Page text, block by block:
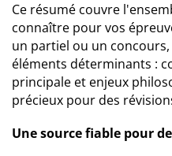
Ce résumé couvre
connaître pour vos
un partiel ou un
éléments déterminants :
principale et enjeux
précieux pour des
Une source fiable pour